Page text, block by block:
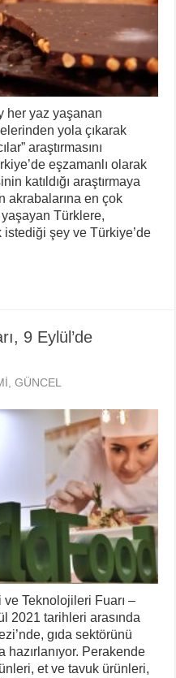
her yaz yaşanan
yola çıkarak
araştırmasını
eşzamanlı olarak
katıldığı araştırmaya
akrabalarına en çok
Türklere,
istediği şey ve Türkiye’de
9 Eylül’de
,GÜNCEL
ve Teknolojileri Fuarı –
2021 tarihleri arasında
gıda sektörünü
hazırlanıyor. Perakende
et ve tavuk ürünleri,